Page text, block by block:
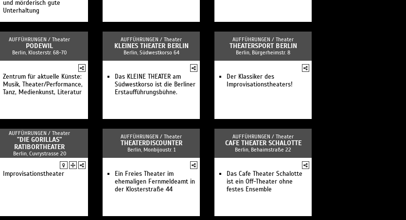
und mörderisch gute
Unterhaltung
AUFFÜHRUNGEN / Theater
PODEWIL
Berlin, Klosterstr. 68-70
Zentrum für aktuelle Künste:
Musik, Theater/Performance,
Tanz, Medienkunst, Literatur
AUFFÜHRUNGEN / Theater
KLEINES THEATER BERLIN
Berlin, Südwestkorso 64
Das KLEINE THEATER am
Südwestkorso ist die Berliner
Erstaufführungsbühne.
AUFFÜHRUNGEN / Theater
THEATERSPORT BERLIN
Berlin, Bürgerheimstr. 8
Der Klassiker des
Improvisationstheaters!
AUFFÜHRUNGEN / Theater
"DIE GORILLAS"
RATIBORTHEATER
Berlin, Cuvrystrasse 20
Improvisationstheater
AUFFÜHRUNGEN / Theater
THEATERDISCOUNTER
Berlin, Monbijoustr. 1
Ein Freies Theater im
ehemaligen Fernmeldeamt in
der Klosterstraße 44
AUFFÜHRUNGEN / Theater
CAFE THEATER SCHALOTTE
Berlin, Behaimstraße 22
Das Cafe Theater Schalotte
ist ein Off-Theater ohne
festes Ensemble